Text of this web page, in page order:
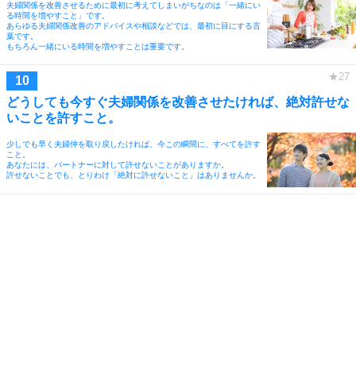
夫婦関係を改善させるために最初に考えてしまいがちなのは「一緒にい
る時間を増やすこと」です。
あらゆる夫婦関係改善のアドバイスや相談などでは、最初に目にする言
葉です。
もちろん一緒にいる時間を増やすことは重要です。
どうしても今すぐ夫婦関係を改善させたければ、絶対許せな
いことを許すこと。
少しでも早く夫婦仲を取り戻したければ、今この瞬間に、すべてを許す
こと。
あなたには、パートナーに対して許せないことがありますか。
許せないことでも、とりわけ「絶対に許せないこと」はありませんか。